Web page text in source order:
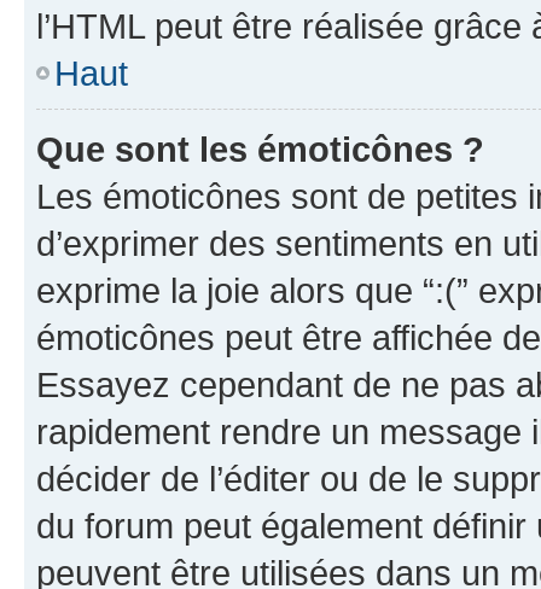
l’HTML peut être réalisée grâce
Haut
Que sont les émoticônes ?
Les émoticônes sont de petites
d’exprimer des sentiments en
exprime la joie alors que “:(”
émoticônes peut être affichée
Essayez cependant de ne pas
rapidement rendre un message
décider de l’éditer ou de le
du forum peut également définir
peuvent être utilisées dans un